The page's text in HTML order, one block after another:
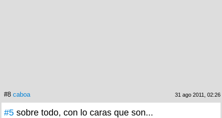
#8 caboa 31 ago 2011, 02:26
#5 sobre todo, con lo caras que son...